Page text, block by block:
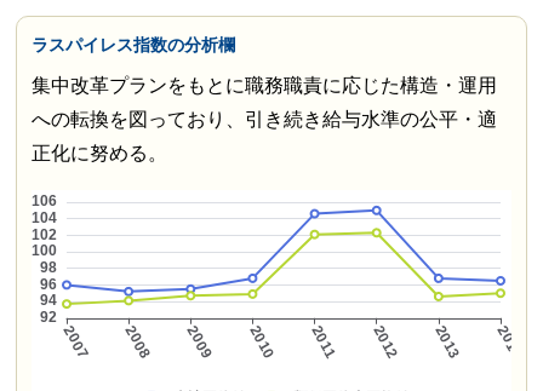
ラスパイレス指数の分析欄
集中改革プランをもとに職務職責に応じた構造・運用
への転換を図っており、引き続き給与水準の公平・適
正化に努める。